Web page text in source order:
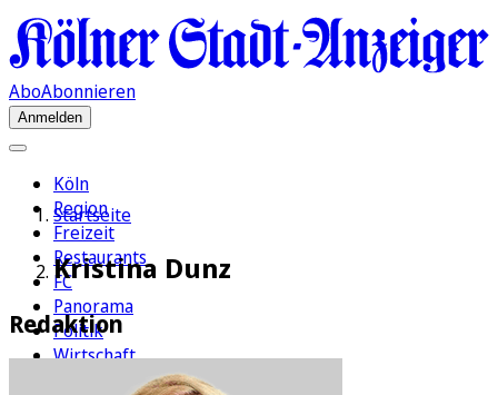
AboAbonnieren
Anmelden
Köln
Region
Freizeit
Restaurants
FC
Panorama
Politik
Wirtschaft
Startseite
Kristina Dunz
Redaktion